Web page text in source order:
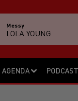
AGENDA PODCAST
Messy
LOLA YOUNG